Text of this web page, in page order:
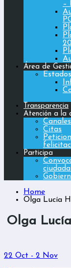
–
Área de
Transparencia
Atención a la
Citas
Participa
Home
Olga Lucía
Olga
22 Oct - 2 Nov